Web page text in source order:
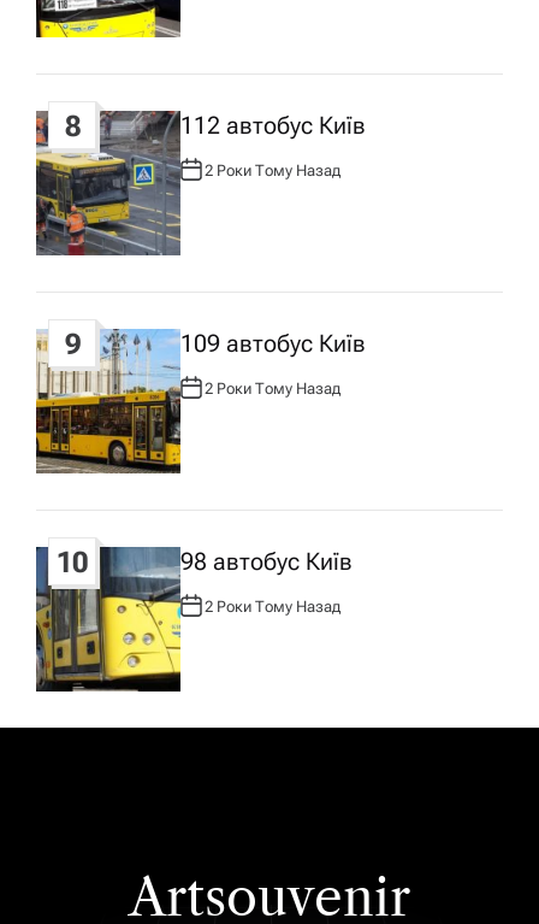
Р
:
8 112 автобус Київ
А
В
О
Р
:
2 Роки Тому Назад
9 109 автобус Київ
А
В
Т
О
Р
:
2 Роки Тому Назад
10 98 автобус Київ
А
В
Т
Р
:
2 Роки Тому Назад
Artsouvenir